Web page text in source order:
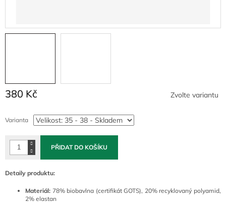
380 Kč
cena:
Zvolte variantu
Varianta
PŘIDAT DO KOŠÍKU
Detaily produktu:
Materiál: 78% biobavlna (certifikát GOTS), 20% recyklovaný polyamid,
2% elastan